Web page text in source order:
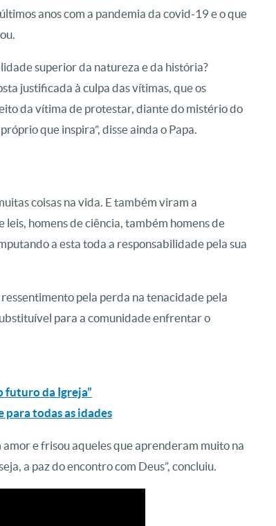
anos com a pandemia da covid-19 e o que
superior da natureza e da história?
justificada à culpa das vítimas, que os
da vítima de protestar, diante do mistério do
que inspira”, disse ainda o Papa.
coisas na vida. E também viram a
leis, homens de ciência, também homens de
a esta toda a responsabilidade pela sua
pela perda na tenacidade pela
para a comunidade enfrentar o
futuro da Igreja”
para todas as idades
e frisou aqueles que aprenderam muito na
a paz do encontro com Deus”, concluiu.